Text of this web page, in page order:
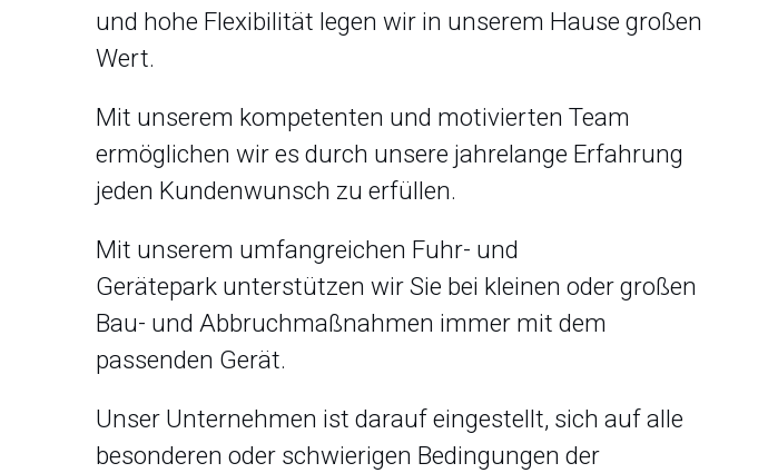
und hohe Flexibilität legen wir in unserem Hause großen
Wert.
Mit unserem kompetenten und motivierten Team
ermöglichen wir es durch unsere jahrelange Erfahrung
jeden Kundenwunsch zu erfüllen.
Mit unserem umfangreichen Fuhr- und
Gerätepark unterstützen wir Sie bei kleinen oder großen
Bau- und Abbruchmaßnahmen immer mit dem
passenden Gerät.
Unser Unternehmen ist darauf eingestellt, sich auf alle
besonderen oder schwierigen Bedingungen der